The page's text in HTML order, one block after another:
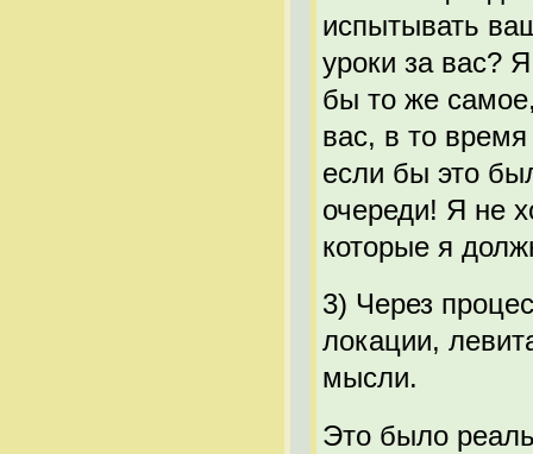
испытывать
уроки за вас?
бы то же
вас, в то
если бы это
очереди! Я не
которые я
3) Через
локации,
мысли.
Это было